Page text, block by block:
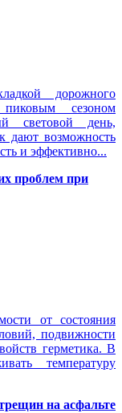
дорожного
сезоном
световой день,
дают возможность
и эффективно...
проблем при
от состояния
подвижности
герметика. В
температуру
на асфальте